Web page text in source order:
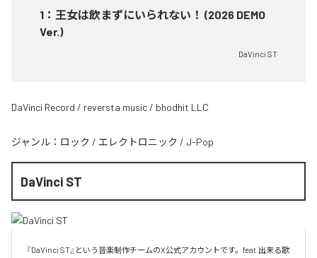
1 ： 王女は飲まずにいられない！ (2026 DEMO
Ver.)
DaVinci ST
DaVinci Record / reversta music / bhodhit LLC
ジャンル： ロック / エレクトロニック / J-Pop
DaVinci ST
『DaVinci ST』という音楽制作チームのX公式アカウントです。feat.出来る歌